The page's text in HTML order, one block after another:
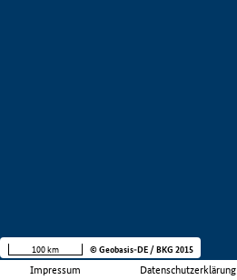
Impressum Datenschutzerklärung
100 km © Geobasis-DE / BKG 2015